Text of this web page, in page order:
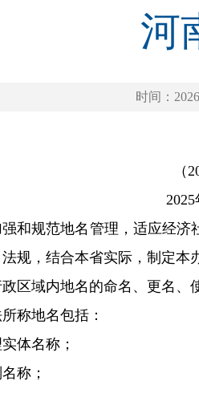
河
时间：
（
和规范地名管理，适应经
规，结合本省实际，制定本
区域内地名的命名、更名、
称地名包括：
体名称；
称；